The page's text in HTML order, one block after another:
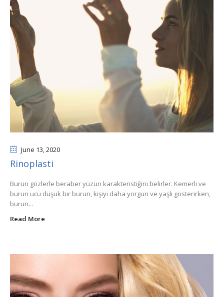
June 13, 2020
Rinoplasti
Burun gözlerle beraber yüzün karakteristiğini belirler. Kemerli ve
burun ucu düşük bir burun, kişiyi daha yorgun ve yaşlı gösterirken,
burun...
Read More